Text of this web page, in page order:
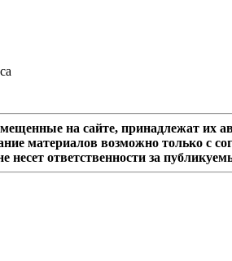
на сайте, принадлежат их
материалов возможно только с
ответственности за